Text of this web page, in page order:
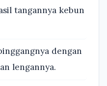
tangannya kebun
dengan
lengannya.